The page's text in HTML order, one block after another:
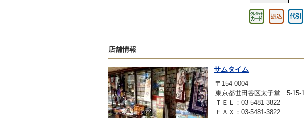
店舗情報
サムタイム
〒154-0004
東京都世田谷区太子堂 5-
ＴＥＬ：03-5481-3822
ＦＡＸ：03-5481-3822